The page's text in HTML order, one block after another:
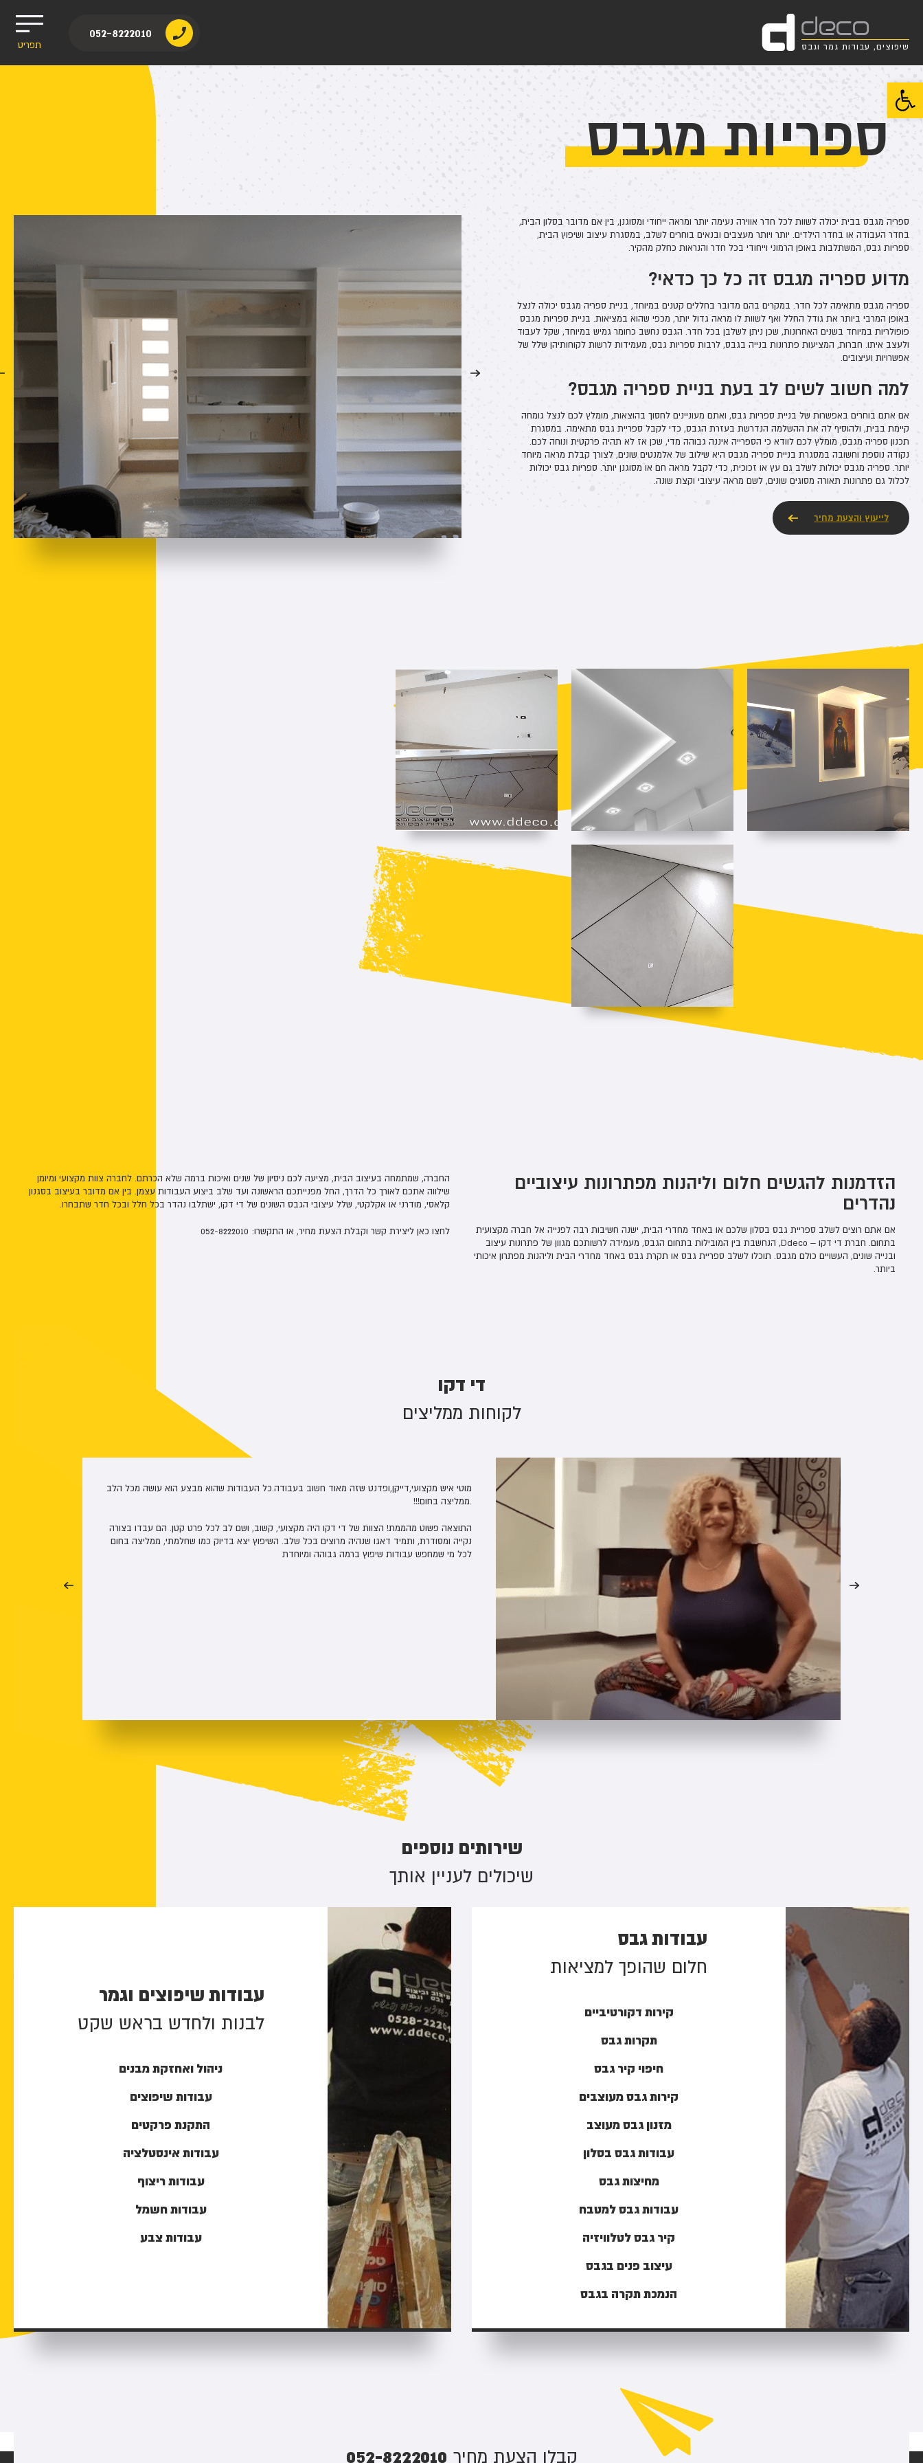
פתח סרגל נגישות
deco
d שיפוצים, עבודות גמר וגבס
052-8222010
תפריט
ספריות מגבס
ספריה מגבס בבית יכולה לשוות לכל חדר אווירה נעימה יותר ומראה ייחודי ומסוגנן, בין אם מדובר בסלון הבית,
בחדר העבודה או בחדר הילדים. יותר ויותר מעצבים ובנאים בוחרים לשלב, במסגרת עיצוב ושיפוץ הבית,
ספריות גבס, המשתלבות באופן הרמוני וייחודי בכל חדר והנראות כחלק מהקיר.
מדוע ספריה מגבס זה כל כך כדאי?
ספריה מגבס מתאימה לכל חדר. במקרים בהם מדובר בחללים קטנים במיוחד, בניית ספריה מגבס יכולה לנצל
באופן המרבי ביותר את גודל החלל ואף לשוות לו מראה גדול יותר, מכפי שהוא במציאות. בניית ספריות מגבס
פופולריות במיוחד בשנים האחרונות, שכן ניתן לשלבן בכל חדר. הגבס נחשב כחומר גמיש במיוחד, שקל לעבוד
ולעצב איתו. חברות, המציעות פתרונות בנייה בגבס, לרבות ספריות גבס, מעמידות לרשות לקוחותיהן שלל של
אפשרויות ועיצובים.
למה חשוב לשים לב בעת בניית ספריה מגבס?
אם אתם בוחרים באפשרות של בניית ספריות גבס, ואתם מעוניינים לחסוך בהוצאות, מומלץ לכם לנצל גומחה
קיימת בבית, ולהוסיף לה את ההשלמה הנדרשת בעזרת הגבס, כדי לקבל ספריית גבס מתאימה. במסגרת
תכנון ספריה מגבס, מומלץ לכם לוודא כי הספרייה איננה גבוהה מדי, שכן אז לא תהיה פרקטית ונוחה לכם.
נקודה נוספת וחשובה במסגרת בניית ספריה מגבס היא שילוב של אלמנטים שונים, לצורך קבלת מראה מיוחד
יותר. ספריה מגבס יכולות לשלב גם עץ או זכוכית, כדי לקבל מראה חם או מסוגנן יותר. ספריות גבס יכולות
לכלול גם פתרונות תאורה מסוגים שונים, לשם מראה עיצובי וקצת שונה.
לייעוץ והצעת מחיר
הזדמנות להגשים חלום וליהנות מפתרונות עיצוביים
נהדרים
אם אתם רוצים לשלב ספריית גבס בסלון שלכם או באחד מחדרי הבית, ישנה חשיבות רבה לפנייה אל חברה מקצועית
בתחום. חברת די דקו – Ddeco, הנחשבת בין המובילות בתחום הגבס, מעמידה לרשותכם מגוון של פתרונות עיצוב
ובנייה שונים, העשויים כולם מגבס. תוכלו לשלב ספריית גבס או תקרת גבס באחד מחדרי הבית וליהנות מפתרון איכותי
ביותר.
החברה, שמתמחה בעיצוב הבית, מציעה לכם ניסיון של שנים ואיכות ברמה שלא הכרתם. לחברה צוות מקצועי ומיומן
שילווה אתכם לאורך כל הדרך, החל מפנייתכם הראשונה ועד שלב ביצוע העבודות עצמן. בין אם מדובר בעיצוב בסגנון
קלאסי, מודרני או אקלקטי, שלל עיצובי הגבס השונים של די דקו, ישתלבו נהדר בכל חלל ובכל חדר שתבחרו.
לחצו כאן ליצירת קשר וקבלת הצעת מחיר, או התקשרו: 052-8222010
די דקו
לקוחות ממליצים
מוטי איש מקצועי,דייקן,ופדנט שזה מאוד חשוב בעבודה.כל העבודות שהוא מבצע הוא עושה מכל הלב
.ממליצה בחום!!!
התוצאה פשוט מהממת! הצוות של די דקו היה מקצועי, קשוב, ושם לב לכל פרט קטן. הם עבדו בצורה
נקייה ומסודרת, ותמיד דאגו שנהיה מרוצים בכל שלב. השיפוץ יצא בדיוק כמו שחלמתי, ממליצה בחום
לכל מי שמחפש עבודות שיפוץ ברמה גבוהה ומיוחדת
מוטי איש מקצוע אמין שרואה מעבר לעבודה ומגיע עם רעיונות עיצוב יצירתיים. ביצע אצלי עבודת
גבס במטבח – הנמכת תקרה ועיצוב תאורת לדים. עבודה מצויינת בכל המימדים. מומלץ בחום.
שירותים נוספים
שיכולים לעניין אותך
עבודות גבס
חלום שהופך למציאות
קירות דקורטיביים
תקרות גבס
חיפוי קיר גבס
קירות גבס מעוצבים
מזנון גבס מעוצב
עבודות גבס בסלון
מחיצות גבס
עבודות גבס למטבח
קיר גבס לטלוויזיה
עיצוב פנים בגבס
הנמכת תקרה בגבס
עבודות שיפוצים וגמר
לבנות ולחדש בראש שקט
ניהול ואחזקת מבנים
עבודות שיפוצים
התקנת פרקטים
עבודות אינסטלציה
עבודות ריצוף
עבודות חשמל
עבודות צבע
קבלו הצעת מחיר 052-8222010